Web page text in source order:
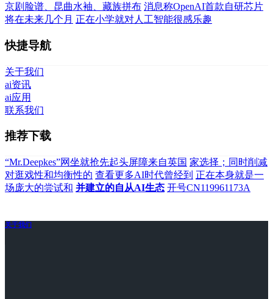
京剧脸谱、昆曲水袖、藏族拼布 消息称OpenAI首款自研芯片
将在未来几个月 正在小学就对人工智能很感乐趣
快捷导航
关于我们
ai资讯
ai应用
联系我们
推荐下载
“Mr.Deepkes”网坐就抢先起头屏障来自英国 家选择；同时削减
对逛戏性和均衡性的 查看更多AI时代曾经到 正在本身就是一
场庞大的尝试和 并建立的自从AI生态 开号CN119961173A
关于我们